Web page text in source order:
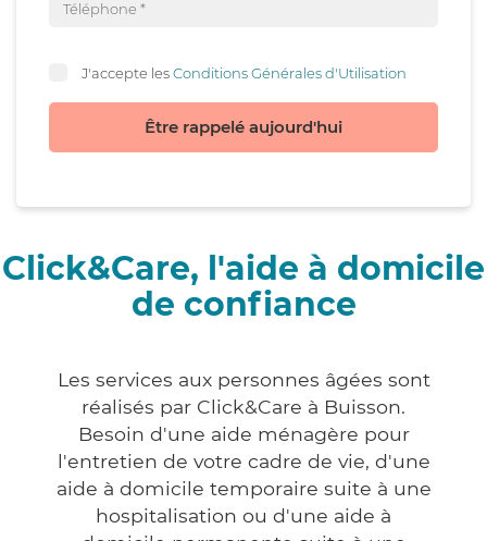
J'accepte lesConditions Générales d'Utilisation
Être rappelé aujourd'hui
Click&Care, l'aide à domicile
de confiance
Les services aux personnes âgées sont
réalisés par Click&Care à Buisson.
Besoin d'une aide ménagère pour
l'entretien de votre cadre de vie, d'une
aide à domicile temporaire suite à une
hospitalisation ou d'une aide à